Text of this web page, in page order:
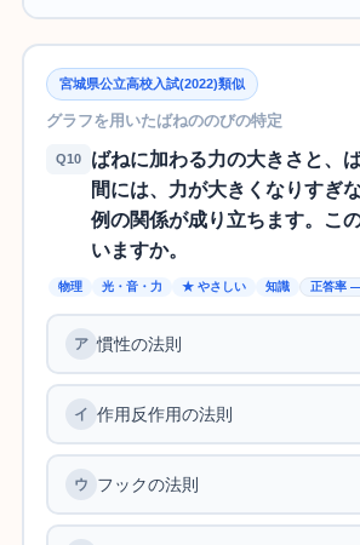
宮城県公立高校入試(2022)類似
グラフを用いたばねののびの特定
Q10
ばねに加わる力の大きさと、
間には、力が大きくなりすぎ
例の関係が成り立ちます。こ
いますか。
物理 光・音・力 ★ やさしい 知識 正答率
慣性の法則
作用反作用の法則
フックの法則